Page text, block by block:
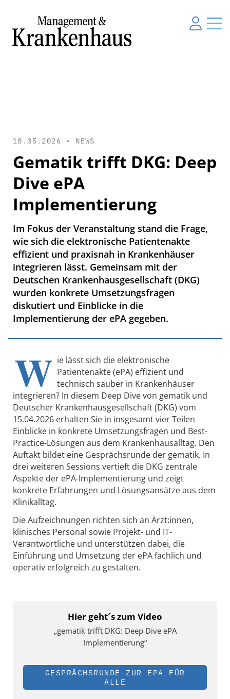
18.05.2026 • NEWS
Gematik trifft DKG: Deep
Dive ePA
Implementierung
Im Fokus der Veranstaltung stand die Frage,
wie sich die elektronische Patientenakte
effizient und praxisnah in Krankenhäuser
integrieren lässt. Gemeinsam mit der
Deutschen Krankenhausgesellschaft (DKG)
wurden konkrete Umsetzungsfragen
diskutiert und Einblicke in die
Implementierung der ePA gegeben.
W ie lässt sich die elektronische
Patientenakte (ePA) effizient und
technisch sauber in Krankenhäuser
integrieren? In diesem Deep Dive von gematik und
Deutscher Krankenhausgesellschaft (DKG) vom
15.04.2026 erhalten Sie in insgesamt vier Teilen
Einblicke in konkrete Umsetzungsfragen und Best-
Practice-Lösungen aus dem Krankenhausalltag. Den
Auftakt bildet eine Gesprächsrunde der gematik. In
drei weiteren Sessions vertieft die DKG zentrale
Aspekte der ePA-Implementierung und zeigt
konkrete Erfahrungen und Lösungsansätze aus dem
Klinikalltag.
Die Aufzeichnungen richten sich an Ärzt:innen,
klinisches Personal sowie Projekt- und IT-
Verantwortliche und unterstützen dabei, die
Einführung und Umsetzung der ePA fachlich und
operativ erfolgreich zu gestalten.
Hier geht´s zum Video
„gematik trifft DKG: Deep Dive ePA
Implementierung“
GESPRÄCHSRUNDE ZUR EPA FÜR
ALLE